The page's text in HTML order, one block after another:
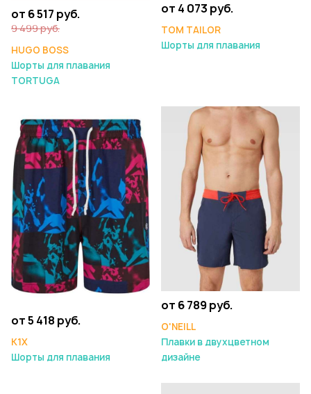
от 6 517 руб.
9 499 руб.
HUGO BOSS
Шорты для плавания
TORTUGA
от 4 073 руб.
TOM TAILOR
Шорты для плавания
от 5 418 руб.
K1X
Шорты для плавания
от 6 789 руб.
O'NEILL
Плавки в двухцветном
дизайне